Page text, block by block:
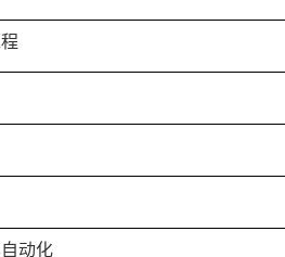
动化